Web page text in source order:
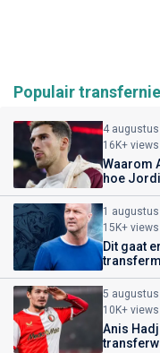
Populair
4 augustus
16K+ views
Waarom
hoe
1 augustus
15K+ views
Dit gaat
5 augustus
10K+ views
Anis